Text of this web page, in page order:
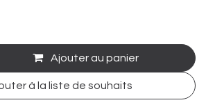
Ajouter au panier
à la liste de souhaits